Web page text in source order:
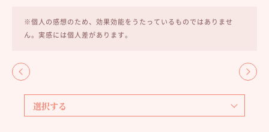
※個人の感想のため、効果効能をうたっているものではありませ
ん。実感には個人差があります。